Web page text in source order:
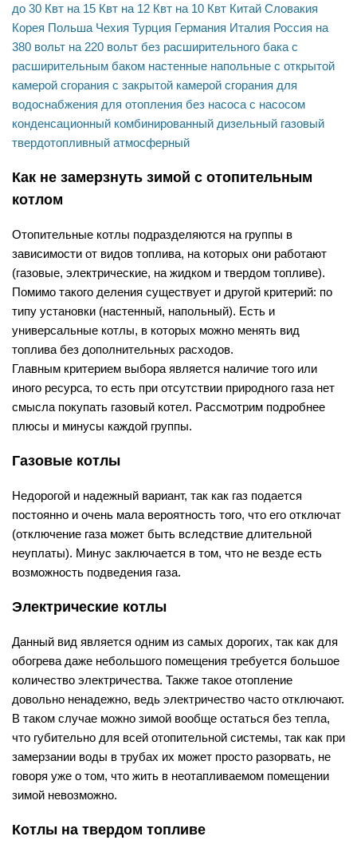
до 30 Квт на 15 Квт на 12 Квт на 10 Квт Китай Словакия
Корея Польша Чехия Турция Германия Италия Россия на
380 вольт на 220 вольт без расширительного бака с
расширительным баком настенные напольные с открытой
камерой сгорания с закрытой камерой сгорания для
водоснабжения для отопления без насоса с насосом
конденсационный комбинированный дизельный газовый
твердотопливный атмосферный
Как не замерзнуть зимой с отопительным
котлом
Отопительные котлы подразделяются на группы в
зависимости от видов топлива, на которых они работают
(газовые, электрические, на жидком и твердом топливе).
Помимо такого деления существует и другой критерий: по
типу установки (настенный, напольный). Есть и
универсальные котлы, в которых можно менять вид
топлива без дополнительных расходов.
Главным критерием выбора является наличие того или
иного ресурса, то есть при отсутствии природного газа нет
смысла покупать газовый котел. Рассмотрим подробнее
плюсы и минусы каждой группы.
Газовые котлы
Недорогой и надежный вариант, так как газ подается
постоянно и очень мала вероятность того, что его отключат
(отключение газа может быть вследствие длительной
неуплаты). Минус заключается в том, что не везде есть
возможность подведения газа.
Электрические котлы
Данный вид является одним из самых дорогих, так как для
обогрева даже небольшого помещения требуется большое
количество электричества. Также такое отопление
довольно ненадежно, ведь электричество часто отключают.
В таком случае можно зимой вообще остаться без тепла,
что губительно для всей отопительной системы, так как при
замерзании воды в трубах их может просто разорвать, не
говоря уже о том, что жить в неотапливаемом помещении
зимой невозможно.
Котлы на твердом топливе